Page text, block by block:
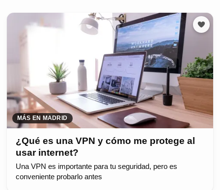
MÁS EN MADRID
¿Qué es una VPN y cómo me protege al
usar internet?
Una VPN es importante para tu seguridad, pero es
conveniente probarlo antes